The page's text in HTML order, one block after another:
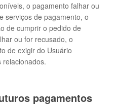
o pagamento falhar ou
serviços de pagamento, o
de cumprir o pedido de
ou for recusado, o
de exigir do Usuário
relacionados.
pagamentos